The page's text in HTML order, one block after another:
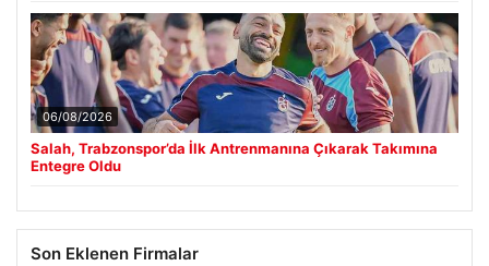
06/08/2026
Salah, Trabzonspor’da İlk Antrenmanına Çıkarak Takımına
Entegre Oldu
Son Eklenen Firmalar